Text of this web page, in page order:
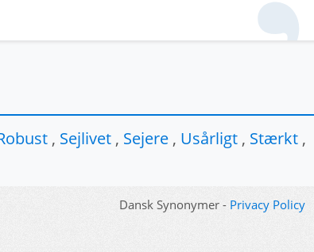
, Sejlivet , Sejere , Usårligt , Stærkt ,
Dansk Synonymer - Privacy Policy